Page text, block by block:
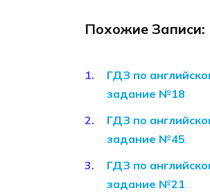
Похожие Записи:
ГДЗ по
задание №18
ГДЗ по
задание №45
ГДЗ по
задание №21